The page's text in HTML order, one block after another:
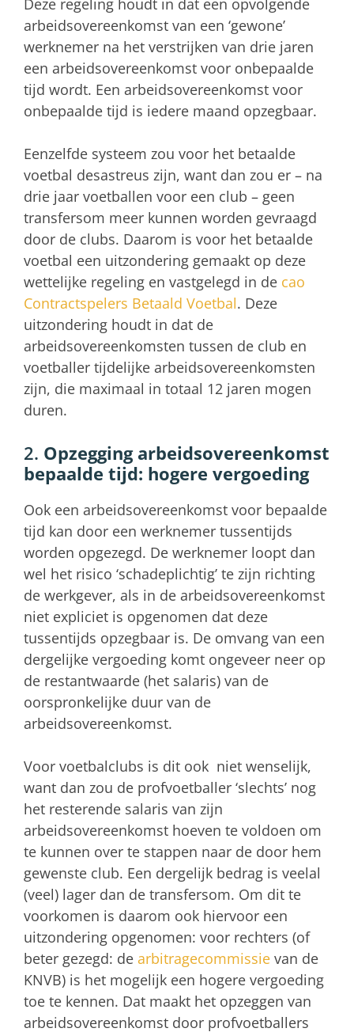
Deze regeling houdt in dat een opvolgende
arbeidsovereenkomst van een ‘gewone’
werknemer na het verstrijken van drie jaren
een arbeidsovereenkomst voor onbepaalde
tijd wordt. Een arbeidsovereenkomst voor
onbepaalde tijd is iedere maand opzegbaar.
Eenzelfde systeem zou voor het betaalde
voetbal desastreus zijn, want dan zou er – na
drie jaar voetballen voor een club – geen
transfersom meer kunnen worden gevraagd
door de clubs. Daarom is voor het betaalde
voetbal een uitzondering gemaakt op deze
wettelijke regeling en vastgelegd in de cao
Contractspelers Betaald Voetbal. Deze
uitzondering houdt in dat de
arbeidsovereenkomsten tussen de club en
voetballer tijdelijke arbeidsovereenkomsten
zijn, die maximaal in totaal 12 jaren mogen
duren.
2. Opzegging arbeidsovereenkomst
bepaalde tijd: hogere vergoeding
Ook een arbeidsovereenkomst voor bepaalde
tijd kan door een werknemer tussentijds
worden opgezegd. De werknemer loopt dan
wel het risico ‘schadeplichtig’ te zijn richting
de werkgever, als in de arbeidsovereenkomst
niet expliciet is opgenomen dat deze
tussentijds opzegbaar is. De omvang van een
dergelijke vergoeding komt ongeveer neer op
de restantwaarde (het salaris) van de
oorspronkelijke duur van de
arbeidsovereenkomst.
Voor voetbalclubs is dit ook niet wenselijk,
want dan zou de profvoetballer ‘slechts’ nog
het resterende salaris van zijn
arbeidsovereenkomst hoeven te voldoen om
te kunnen over te stappen naar de door hem
gewenste club. Een dergelijk bedrag is veelal
(veel) lager dan de transfersom. Om dit te
voorkomen is daarom ook hiervoor een
uitzondering opgenomen: voor rechters (of
beter gezegd: de arbitragecommissie van de
KNVB) is het mogelijk een hogere vergoeding
toe te kennen. Dat maakt het opzeggen van
arbeidsovereenkomst door profvoetballers